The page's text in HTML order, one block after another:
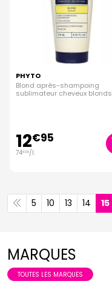
PHYTO
Blond après-shampoing
sublimateur cheveux blonds
12€95
74€00/l.
5 10 13 14 15
MARQUES
TOUTES LES MARQUES